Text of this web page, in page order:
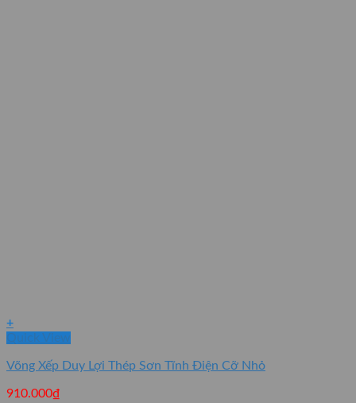
+
Quick View
Võng Xếp Duy Lợi Thép Sơn Tĩnh Điện Cỡ Nhỏ
910.000₫